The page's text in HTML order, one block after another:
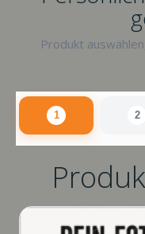
Produkt
1 2